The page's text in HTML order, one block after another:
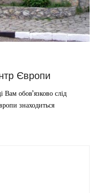
Європи
обов’язково слід
знаходиться